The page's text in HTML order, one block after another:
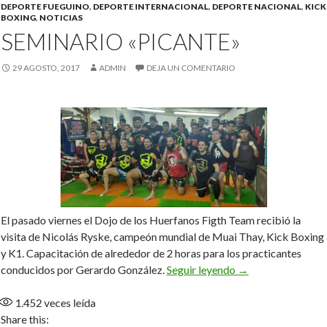
DEPORTE FUEGUINO, DEPORTE INTERNACIONAL, DEPORTE NACIONAL, KICK
BOXING, NOTICIAS
SEMINARIO «PICANTE»
29 AGOSTO, 2017 ADMIN DEJA UN COMENTARIO
El pasado viernes el Dojo de los Huerfanos Figth Team recibió la
visita de Nicolás Ryske, campeón mundial de Muai Thay, Kick Boxing
y K1. Capacitación de alrededor de 2 horas para los practicantes
conducidos por Gerardo González.Seguir leyendo Seminario «Picante»
→
1.452 veces leída
Share this: